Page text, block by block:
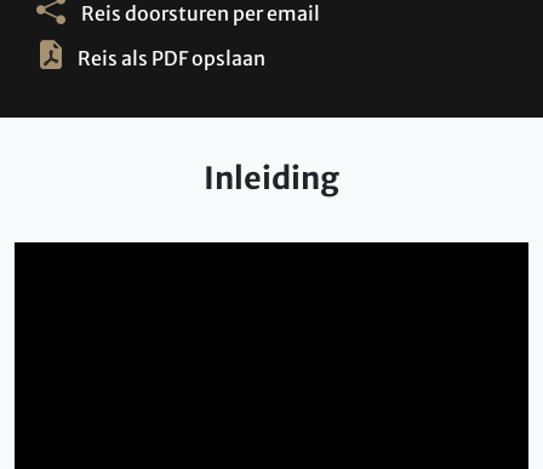
Reis doorsturen per email
Reis als PDF opslaan
Inleiding